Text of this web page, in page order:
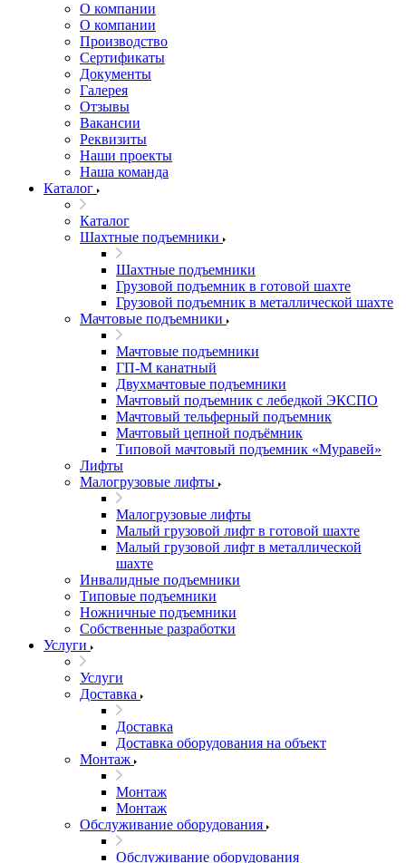
О компании
О компании
Производство
Сертификаты
Документы
Галерея
Отзывы
Вакансии
Реквизиты
Наши проекты
Наша команда
Каталог
Каталог
Шахтные подъемники
Шахтные подъемники
Грузовой подъемник в готовой шахте
Грузовой подъемник в металлической шахте
Мачтовые подъемники
Мачтовые подъемники
ГП-М канатный
Двухмачтовые подъемники
Мачтовый подъемник с лебедкой ЭКСПО
Мачтовый тельферный подъемник
Мачтовый цепной подъёмник
Типовой мачтовый подъемник «Муравей»
Лифты
Малогрузовые лифты
Малогрузовые лифты
Малый грузовой лифт в готовой шахте
Малый грузовой лифт в металлической
шахте
Инвалидные подъемники
Типовые подъемники
Ножничные подъемники
Собственные разработки
Услуги
Услуги
Доставка
Доставка
Доставка оборудования на объект
Монтаж
Монтаж
Монтаж
Обслуживание оборудования
Обслуживание оборудования